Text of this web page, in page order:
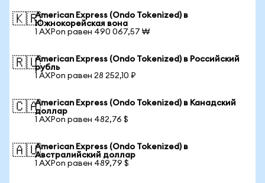
🇰🇷American Express (Ondo Tokenized) в
Южнокорейская вона
1 AXPon равен 490 067,57 ₩
🇷🇺American Express (Ondo Tokenized) в Российский
рубль
1 AXPon равен 28 252,10 ₽
🇨🇦American Express (Ondo Tokenized) в Канадский
доллар
1 AXPon равен 482,76 $
🇦🇺American Express (Ondo Tokenized) в
Австралийский доллар
1 AXPon равен 489,79 $